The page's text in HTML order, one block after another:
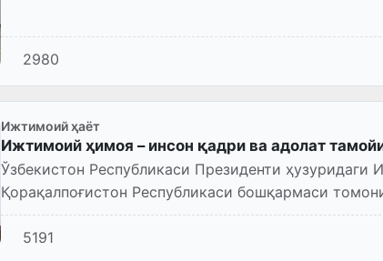
2980
Ижтимоий ҳаёт
Ижтимоий ҳимоя – инсон қадри ва адолат
Ўзбекистон Республикаси Президенти
Қорақалпоғистон Республикаси бошқармаси
ижтимоий хизмат ва ёр...
5191